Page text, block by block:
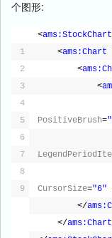
个图形:
1
2
3
4
5
6
7
8
9
<
<ams:Chart
<
<
PositiveBrush=
CursorSize="6"
</
</ams:Chart